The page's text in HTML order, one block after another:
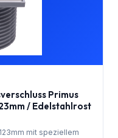
Primus
/ Edelstahlrost
mit speziellem